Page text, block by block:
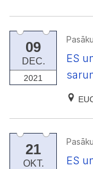
09
DEC.
2021
ES
21
OKT.
ES